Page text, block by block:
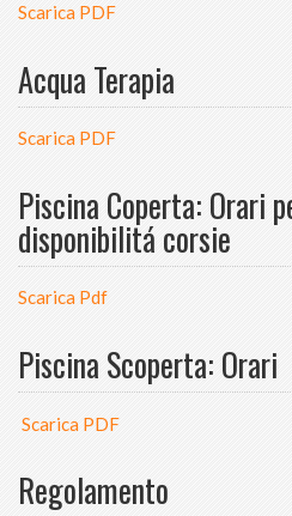
Scarica PDF
Acqua Terapia
Scarica PDF
Piscina Coperta: Orari
disponibilitá corsie
Scarica Pdf
Piscina Scoperta: Orari
Scarica PDF
Regolamento